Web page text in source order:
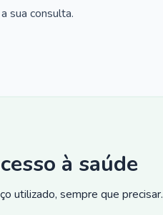
sua consulta.
à saúde
utilizado, sempre que precisar.